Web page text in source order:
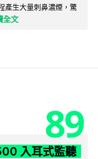
產生大量刺鼻濃煙，驚
全文
89
入耳式監聽